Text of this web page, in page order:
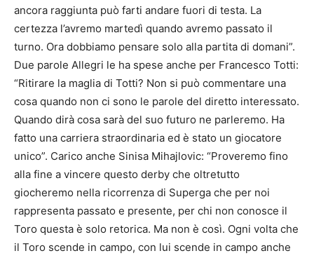
ancora raggiunta può farti andare fuori di testa. La
certezza l’avremo martedì quando avremo passato il
turno. Ora dobbiamo pensare solo alla partita di domani”.
Due parole Allegri le ha spese anche per Francesco Totti:
“Ritirare la maglia di Totti? Non si può commentare una
cosa quando non ci sono le parole del diretto interessato.
Quando dirà cosa sarà del suo futuro ne parleremo. Ha
fatto una carriera straordinaria ed è stato un giocatore
unico”. Carico anche Sinisa Mihajlovic: “Proveremo fino
alla fine a vincere questo derby che oltretutto
giocheremo nella ricorrenza di Superga che per noi
rappresenta passato e presente, per chi non conosce il
Toro questa è solo retorica. Ma non è così. Ogni volta che
il Toro scende in campo, con lui scende in campo anche